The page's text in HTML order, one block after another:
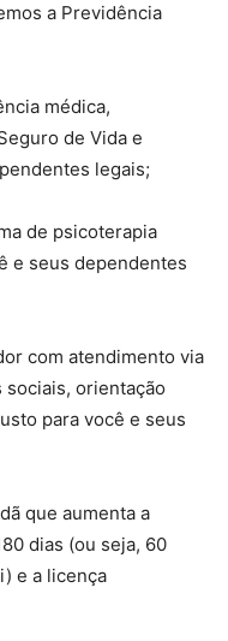
a Previdência
médica,
de Vida e
legais;
de psicoterapia
e seus dependentes
com atendimento via
orientação
para você e seus
que aumenta a
dias (ou seja, 60
e a licença